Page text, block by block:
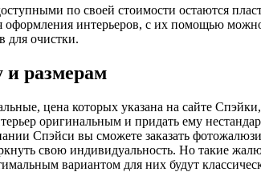
по своей стоимости остаются
оформления интерьеров, с их помощью
для очистки.
и размерам
цена которых указана на сайте Спэйки,
оригинальным и придать ему
Спэйси вы сможете заказать
свою индивидуальность. Но такие
вариантом для них будут